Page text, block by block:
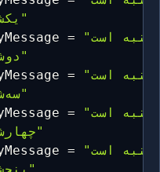
"یکشنبه"
=
"دوشنبه"
=
"سه‌شنبه"
=
"چهارشنبه"
=